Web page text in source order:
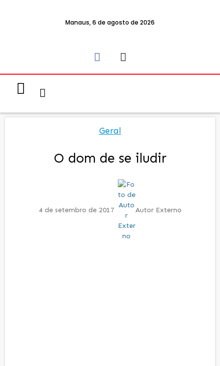
Manaus, 6 de agosto de 2026
Geral
O dom de se iludir
4 de setembro de 2017 Autor Externo